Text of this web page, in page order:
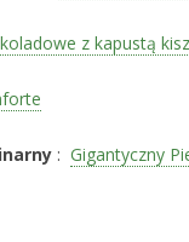
z kapustą
: Gigantyczny